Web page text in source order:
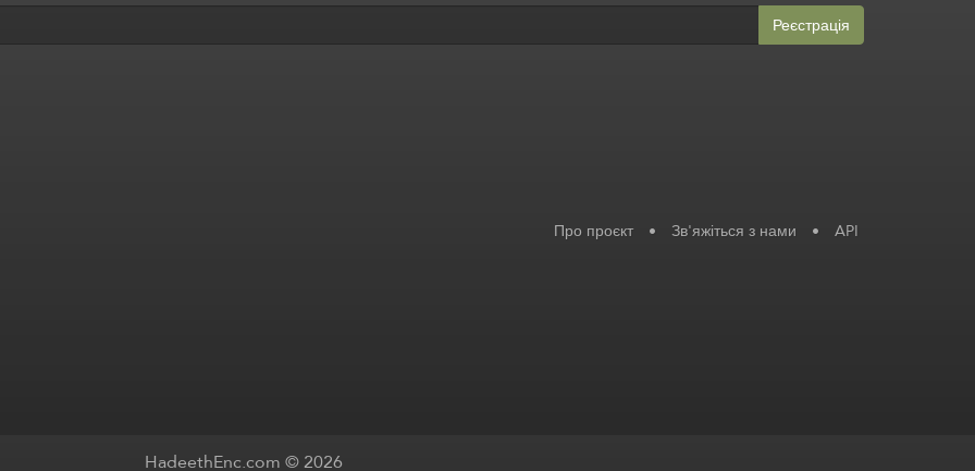
Реєстрація
Про проєкт • Зв'яжіться з нами • API
HadeethEnc.com © 2026